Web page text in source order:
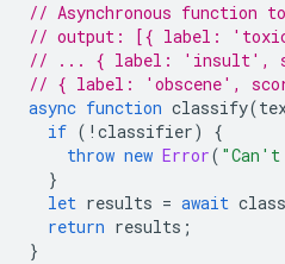
// Asynchronous function
// output: [{ label: 'toxic',
// ... { label: 'insult',
// { label: 'obscene',
async function classify(
if ( ! classifier)
{
throw new Error(
}
let results = await
return results ;
}